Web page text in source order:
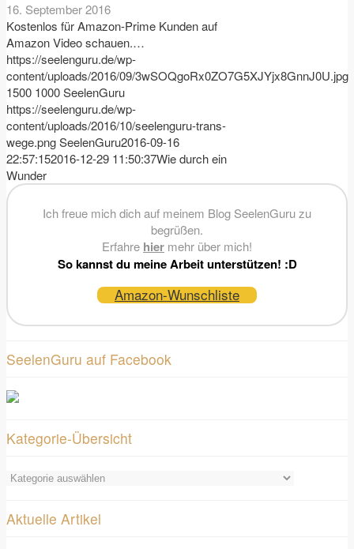
16. September 2016
Kostenlos für Amazon-Prime Kunden auf
Amazon Video schauen.…
https://seelenguru.de/wp-
content/uploads/2016/09/3wSOQgoRx0ZO7G5XJYjx8GnnJ0U.jpg
1500 1000SeelenGuru
https://seelenguru.de/wp-
content/uploads/2016/10/seelenguru-trans-
wege.pngSeelenGuru2016-09-16
22:57:152016-12-29 11:50:37Wie durch ein
Wunder
Ich freue mich dich auf meinem Blog SeelenGuru zu
begrüßen.
Erfahre hier mehr über mich!
So kannst du meine Arbeit unterstützen! :D
Amazon-Wunschliste
SeelenGuru auf Facebook
Kategorie-Übersicht
Kategorie-
Aktuelle Artikel